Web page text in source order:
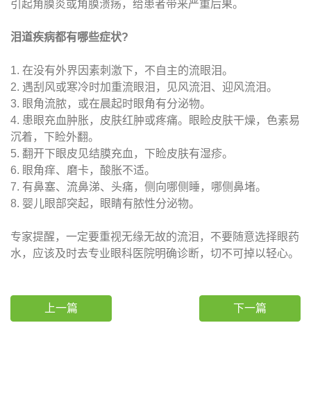
引起角膜炎或角膜溃疡，给患者带来严重后果。
泪道疾病都有哪些症状?
1. 在没有外界因素刺激下，不自主的流眼泪。
2. 遇刮风或寒冷时加重流眼泪，见风流泪、迎风流泪。
3. 眼角流脓，或在晨起时眼角有分泌物。
4. 患眼充血肿胀，皮肤红肿或疼痛。眼睑皮肤干燥，色素易
沉着，下睑外翻。
5. 翻开下眼皮见结膜充血，下睑皮肤有湿疹。
6. 眼角痒、磨卡，酸胀不适。
7. 有鼻塞、流鼻涕、头痛，侧向哪侧睡，哪侧鼻堵。
8. 婴儿眼部突起，眼睛有脓性分泌物。
专家提醒，一定要重视无缘无故的流泪，不要随意选择眼药
水，应该及时去专业眼科医院明确诊断，切不可掉以轻心。
上一篇 下一篇